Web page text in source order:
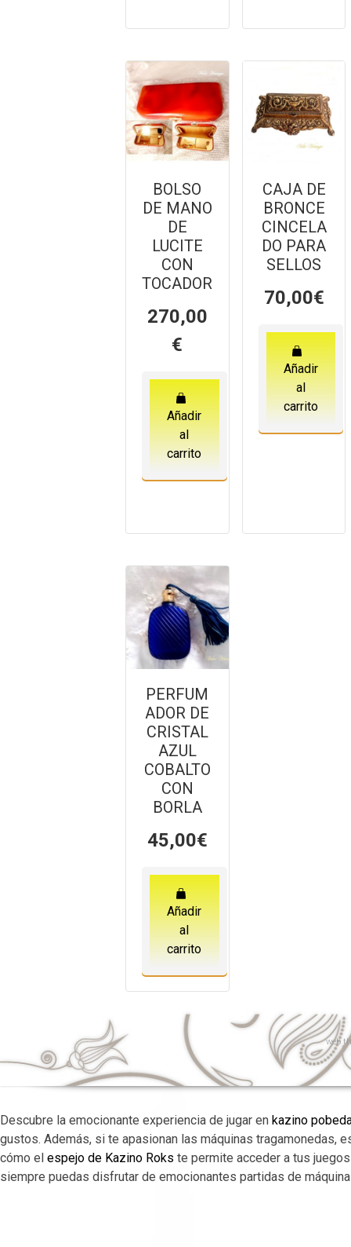
BOLSO
DE MANO
DE
LUCITE
CON
TOCADOR
270,00
€
Añadir
al
carrito
CAJA DE
BRONCE
CINCELA
DO PARA
SELLOS
70,00€
Añadir
al
carrito
PERFUM
ADOR DE
CRISTAL
AZUL
COBALTO
CON
BORLA
45,00€
Añadir
al
carrito
web
Descubre la emocionante experiencia de jugar en kazino
gustos. Además, si te apasionan las máquinas tragamonedas,
cómo el espejo de Kazino Roks te permite acceder a tus
siempre puedas disfrutar de emocionantes partidas de